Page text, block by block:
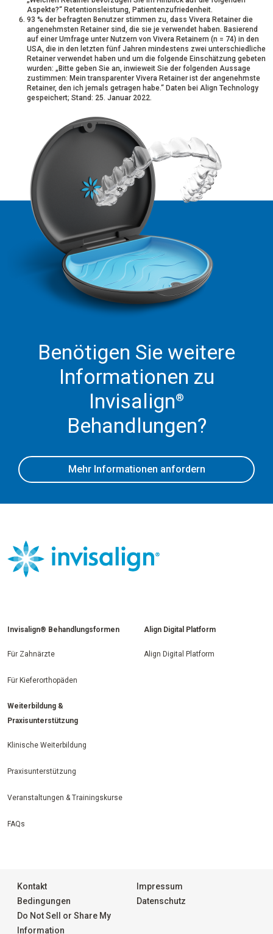
Aspekte?“ Retentionsleistung, Patientenzufriedenheit.
93 % der befragten Benutzer stimmen zu, dass Vivera Retainer die
angenehmsten Retainer sind, die sie je verwendet haben. Basierend
auf einer Umfrage unter Nutzern von Vivera Retainern (n = 74) in den
USA, die in den letzten fünf Jahren mindestens zwei unterschiedliche
Retainer verwendet haben und um die folgende Einschätzung gebeten
wurden: „Bitte geben Sie an, inwieweit Sie der folgenden Aussage
zustimmen: Mein transparenter Vivera Retainer ist der angenehmste
Retainer, den ich jemals getragen habe.“ Daten bei Align Technology
gespeichert; Stand: 25. Januar 2022.
Benötigen Sie weitere
Informationen zu
Invisalign®
Behandlungen?
Mehr Informationen anfordern
Invisalign® Behandlungsformen
Für Zahnärzte
Für Kieferorthopäden
Align Digital Platform
Align Digital Platform
Weiterbildung &
Praxisunterstützung
Klinische Weiterbildung
Praxisunterstützung
Veranstaltungen & Trainingskurse
FAQs
Kontakt
Impressum
Bedingungen
Datenschutz
Do Not Sell or Share My
Information